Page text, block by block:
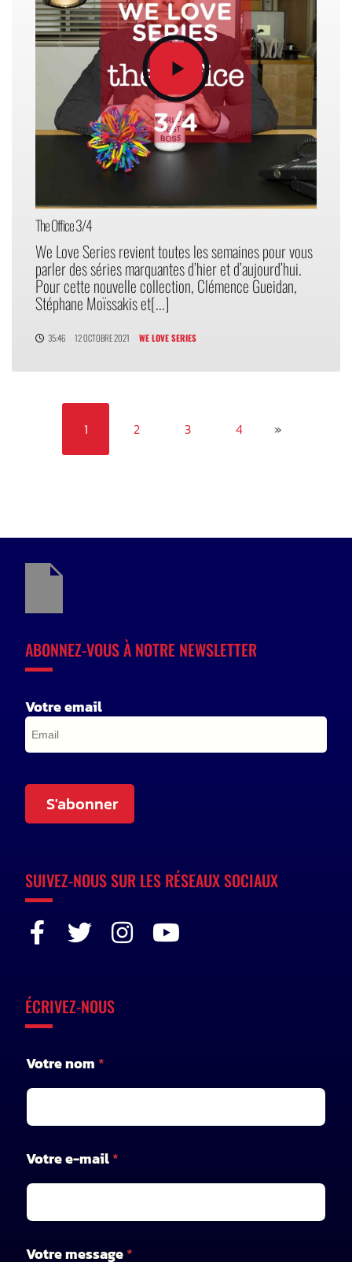
The Office 3/4
We Love Series revient toutes les semaines pour vous
parler des séries marquantes d’hier et d’aujourd’hui.
Pour cette nouvelle collection, Clémence Gueidan,
Stéphane Moïssakis et[...]
35:46 12 OCTOBRE 2021 WE LOVE SERIES
1 2 3 4 »
ABONNEZ-VOUS À NOTRE NEWSLETTER
Votre email
S'abonner
SUIVEZ-NOUS SUR LES RÉSEAUX SOCIAUX
ÉCRIVEZ-NOUS
Votre nom *
m
e
s
s
g
Votre e-mail*
Votre message*